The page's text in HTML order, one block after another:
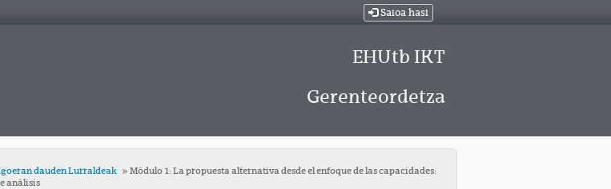
Saioa hasi
EHUtb IKT
Gerenteordetza
dauden Lurraldeak
Módulo 1: La propuesta alternativa desde el enfoque de las capacidades:
análisis